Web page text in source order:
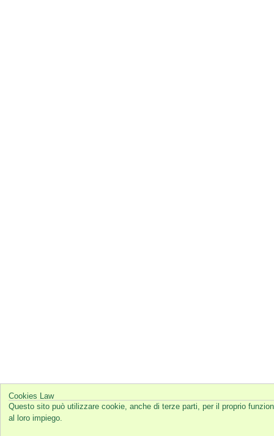
Cookies Law
Questo sito può utilizzare cookie, anche di terze parti, per il proprio
al loro impiego.